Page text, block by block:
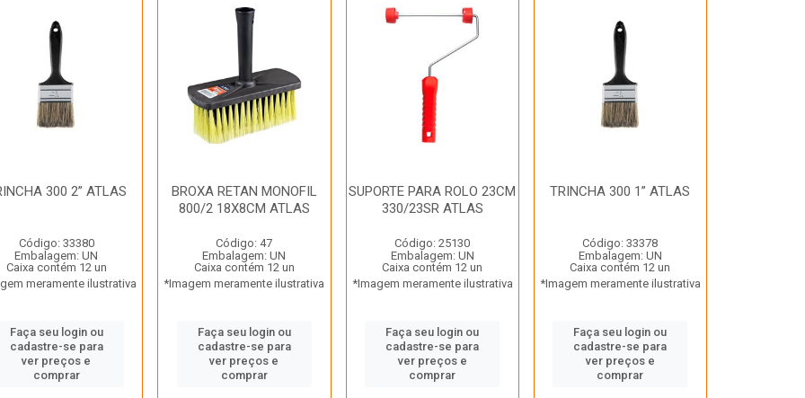
300 2” ATLAS
Código: 33380
Embalagem: UN
Caixa contém 12 un
meramente ilustrativa
Faça seu login ou
cadastre-se para
ver preços e
comprar
BROXA RETAN MONOFIL
800/2 18X8CM ATLAS
Código: 47
Embalagem: UN
Caixa contém 12 un
*Imagem meramente ilustrativa
Faça seu login ou
cadastre-se para
ver preços e
comprar
SUPORTE PARA ROLO 23CM
330/23SR ATLAS
Código: 25130
Embalagem: UN
Caixa contém 12 un
*Imagem meramente ilustrativa
Faça seu login ou
cadastre-se para
ver preços e
comprar
TRINCHA 300 1” ATLAS
Código: 33378
Embalagem: UN
Caixa contém 12 un
*Imagem meramente ilustrativa
Faça seu login ou
cadastre-se para
ver preços e
comprar